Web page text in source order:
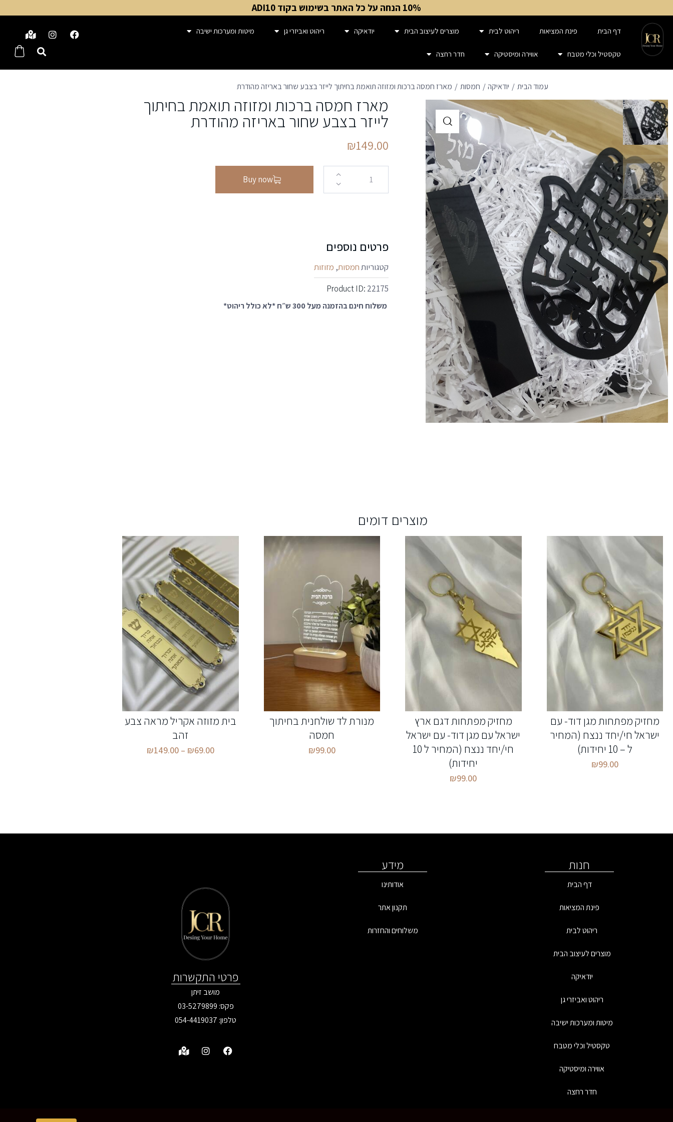
10% הנחה על כל האתר בשימוש בקוד ADI10
דף הבית פינת המציאות ריהוט לבית מוצרים לעיצוב הבית יודאיקה ריהוט ואביזרי גן מיטות ומערכות ישיבה
טקסטיל וכלי מטבח אווירה ומיסטיקה חדר רחצה
עמוד הבית יודאיקה חמסות מארז חמסה ברכות ומזוזה תואמת בחיתוך לייזר בצבע שחור באריזה מהודרת
מארז חמסה ברכות ומזוזה תואמת בחיתוך
לייזר בצבע שחור באריזה מהודרת
₪149.00
Buy now
פרטים נוספים
קטגוריותחמסות, מזוזות
Product ID: 22175
משלוח חינם בהזמנה מעל 300 ש״ח *לא כולל ריהוט*
מוצרים דומים
מחזיק מפתחות מגן דוד- עם
ישראל חי/יחד ננצח (המחיר
ל – 10 יחידות)
₪99.00
מחזיק מפתחות דגם ארץ
ישראל עם מגן דוד- עם ישראל
חי/יחד ננצח (המחיר ל 10
יחידות)
₪99.00
מנורת לד שולחנית בחיתוך
חמסה
₪99.00
בית מזוזה אקריל מראה צבע
זהב
₪69.00
–
₪149.00
חנות
דף הבית
פינת המציאות
ריהוט לבית
מוצרים לעיצוב הבית
יודאיקה
ריהוט ואביזרי גן
מיטות ומערכות ישיבה
טקסטיל וכלי מטבח
אווירה ומיסטיקה
חדר רחצה
מידע
אודותינו
תקנון אתר
משלוחים והחזרות
פרטי התקשרות
מושב זיתן
פקס: 03-5279899
טלפון: 054-4419037